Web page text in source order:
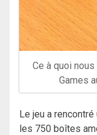
Ce à quoi
Games
Le jeu a
les 750 boîtes